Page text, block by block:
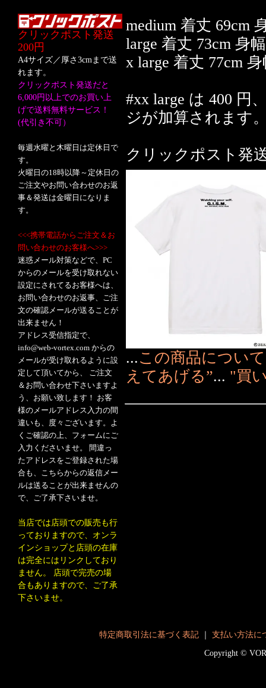
クリックポスト発送
200円
A4サイズ／厚さ3cmまで送
れます。
クリックポスト発送だと
6,000円以上でのお買い上
げで送料無料サービス！
(代引き不可）
毎週水曜と木曜日は定休日で
す。
火曜日の18時以降～定休日の
ご注文やお問い合わせのお返
事＆発送は金曜日になりま
す。
<<<携帯電話からご注文＆お
問い合わせのお客様へ>>>
迷惑メール対策などで、PC
からのメールを受け取れない
設定にされてるお客様へは、
お問い合わせのお返事、ご注
文の確認メールが送ることが
出来ません！
アドレス受信指定で、
info@web-vortex.com からの
メールが受け取れるように設
定して頂いてから、 ご注文
＆お問い合わせ下さいますよ
う、お願い致します！ お客
様のメールアドレス入力の間
違いも、度々ございます。よ
くご確認の上、フォームにご
入力くださいませ。 間違っ
たアドレスをご登録された場
合も、こちらからの返信メー
ルは送ることが出来ませんの
で、ご了承下さいませ。
当店では店頭での販売も行
っておりますので、オンラ
インショップと店頭の在庫
は完全にはリンクしており
ません。 店頭で完売の場
合もありますので、ご了承
下さいませ。
medium 着丈 69cm
large 着丈 73cm 身
x large 着丈 77cm
#xx large は 400 円
ジが加算されます
クリックポスト発
...この商品につい
えてあげる”... "買
特定商取引法に基づく表記｜ 支払い方法に
Copyright ©